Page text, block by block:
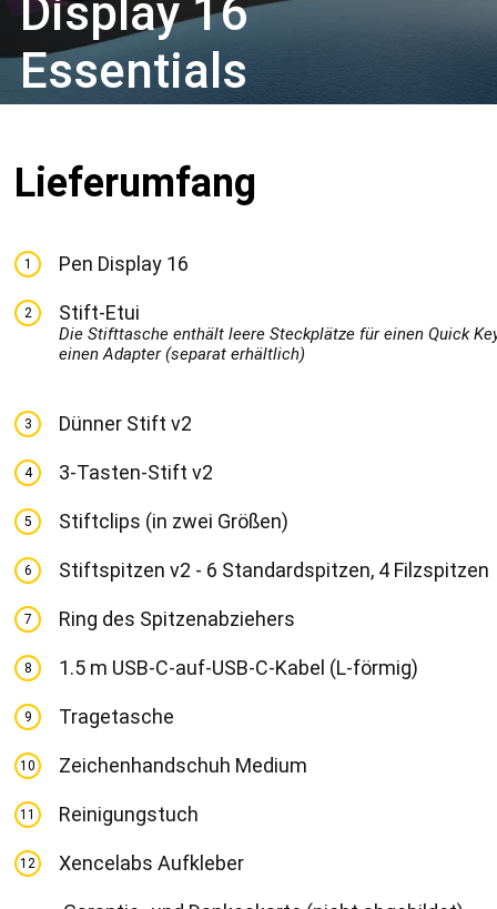
Display 16
Essentials
Lieferumfang
1 Pen Display 16
2 Stift-Etui
Die Stifttasche enthält leere Steckplätze für einen Quick
einen Adapter (separat erhältlich)
3 Dünner Stift v2
4 3-Tasten-Stift v2
5 Stiftclips (in zwei Größen)
6 Stiftspitzen v2 - 6 Standardspitzen, 4 Filzspitzen
7 Ring des Spitzenabziehers
8 1.5 m USB-C-auf-USB-C-Kabel (L-förmig)
9 Tragetasche
10 Zeichenhandschuh Medium
11 Reinigungstuch
12 Xencelabs Aufkleber